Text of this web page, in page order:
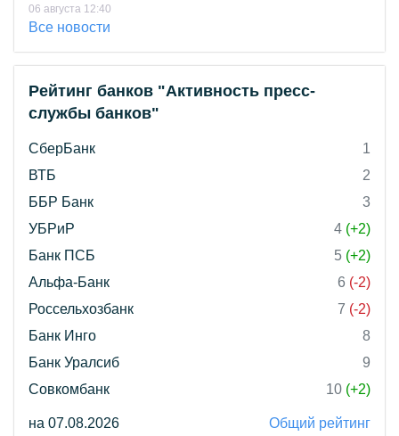
06 августа 12:40
Все новости
Рейтинг банков "Активность пресс-
службы банков"
СберБанк
1
ВТБ
2
ББР Банк
3
УБРиР
4 (+2)
Банк ПСБ
5 (+2)
Альфа-Банк
6 (-2)
Россельхозбанк
7 (-2)
Банк Инго
8
Банк Уралсиб
9
Совкомбанк
10 (+2)
на 07.08.2026 Общий рейтинг